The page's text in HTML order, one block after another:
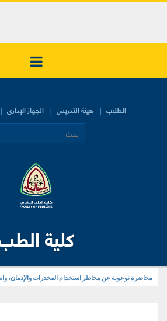
الطلاب هيئة التدريس الجهاز الإدارى
كلية
محاضرة توعوية عن مخاطر استخدام المخدرات والإدمان،